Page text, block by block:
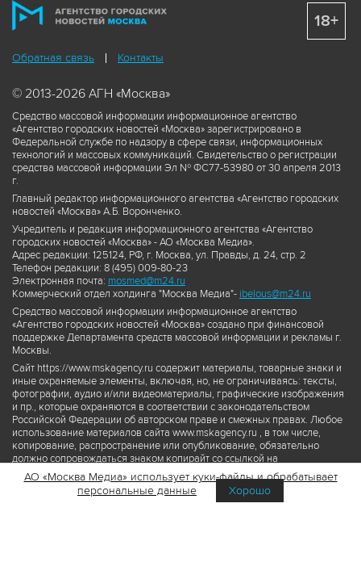
Обратная связь Контакты
© 2013-2026 АГН «Москва»
Средство массовой информации информационное агентство
«Агентство городских новостей «Москва» зарегистрировано в
Федеральной службе по надзору в сфере связи, информационных
технологий и массовых коммуникаций. Свидетельство о регистрации
средства массовой информации Эл № ФС77-53980 от 30 апреля 2013
г.
Главный редактор информационного агентства «Агентство городских
новостей «Москва» А.Б. Воронченко.
Учредитель и редакция информационного агентства «Агентство
городских новостей «Москва» - АО «Москва Медиа».
Адрес редакции: 125124, РФ, г. Москва, ул. Правды, д. 24, стр. 2
Телефон редакции: 8 (495) 009-80-23
Электронная почта: mosmed@m24.ru
Коммерческий отдел холдинга "Москва Медиа"- ibelous@m24.ru
Средство массовой информации информационное агентство
«Агентство городских новостей «Москва» создано при финансовой
поддержке Департамента средств массовой информации и рекламы г.
Москвы.
Сайт https://www.mskagency.ru содержит материалы, товарные знаки и
иные охраняемые элементы, включая, но, не ограничиваясь: тексты,
фотографии, аудио и/или видеоматериалы, графические изображения
и пр., которые охраняются в соответствии с законодательством
Российской Федерации об авторском праве и смежных правах. Любое
использование материалов сайта www.mskagency.ru , в том числе,
копирование, распространение или опубликование, обязательно
должно сопровождаться знаком копирайт со ссылкой на
правообладателя © АО «Москва Медиа», а также гиперссылкой на сайт
www.mskagency.ru как на первоисточник информации. Переработка
материалов сайта www.mskagency.ru не допускается.
18+
АО «Москва Медиа» использует куки-файлы и обрабатывает
персональные данные
Хорошо